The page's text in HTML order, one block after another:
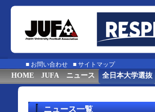
■ お問い合わせ ■ サイトマップ
HOME JUFA ニュース 全日本大学選抜
ニュース一覧